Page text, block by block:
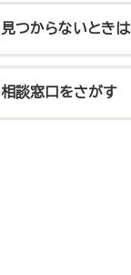
見つからないときは
相談窓口をさがす